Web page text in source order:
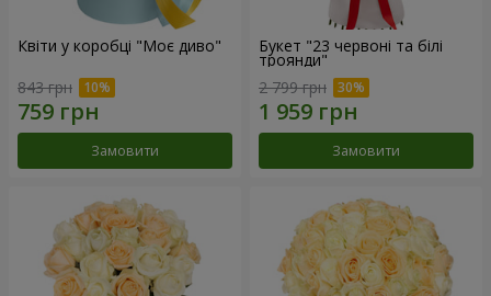
Квіти у коробці "Моє диво"
843 грн
Замовити
Букет "23 червоні та білі
троянди"
2 799 грн
Замовити